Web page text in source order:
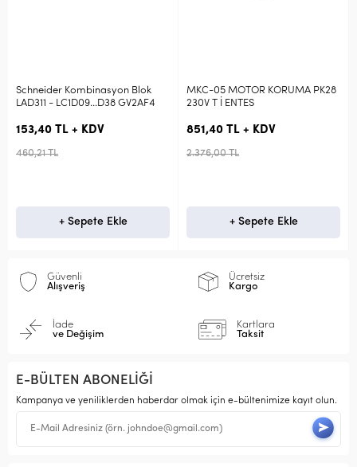
Schneider Kombinasyon Blok
LAD311 - LC1D09...D38 GV2AF4
153,40 TL + KDV
460,21 TL
+ Sepete Ekle
MKC-05 MOTOR KORUMA PK28
230V T İ ENTES
851,40 TL + KDV
2.376,00 TL
+ Sepete Ekle
Güvenli
Alışveriş
Ücretsiz
Kargo
İade
ve Değişim
Kartlara
Taksit
E-BÜLTEN ABONELİĞİ
Kampanya ve yeniliklerden haberdar olmak için e-bültenimize kayıt olun.